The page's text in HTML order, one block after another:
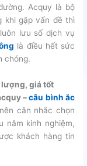
Acquy là bộ
khi gặp vấn đề thì
lưu số dịch vụ
là điều hết sức
chóng.
giá tốt
–câu bình ắc
cân nhắc chọn
năm kinh nghiệm,
khách hàng tin